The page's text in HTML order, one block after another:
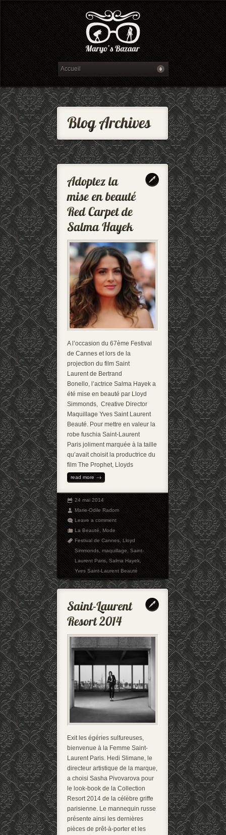
A l’occasion du 67ème Festival
de Cannes et lors de la
projection du film Saint
Laurent de Bertrand
Bonello, l’actrice Salma Hayek a
été mise en beauté par Lloyd
Simmonds, Creative Director
Maquillage Yves Saint Laurent
Beauté. Pour mettre en valeur la
robe fuschia Saint-Laurent
Paris joliment marquée à la taille
qu’avait choisit la productrice du
film The Prophet, Lloyds
read more
24 mai 2014
Marie-Odile Radom
Leave a comment
La Beauté,Mode
Festival de Cannes,Lloyd
Simmonds,maquillage,Saint-
Laurent Paris,Salma Hayek,
Yves Saint-Laurent Beauté
Exit les égéries sulfureuses,
bienvenue à la Femme Saint-
Laurent Paris. Hedi Slimane, le
directeur artistique de la marque,
a choisi Sasha Pivovarova pour
le look-book de la Collection
Resort 2014 de la célèbre griffe
parisienne. Le mannequin russe
présente ainsi les dernières
pièces de prêt-à-porter et les